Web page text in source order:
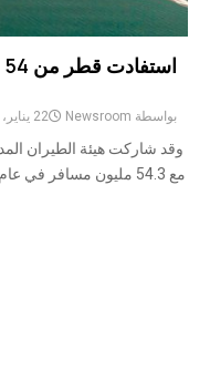
بواسطة Newsroom 22 يناير، 2026